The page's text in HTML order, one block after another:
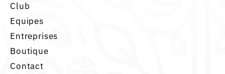
Club
Equipes
Entreprises
Boutique
Contact